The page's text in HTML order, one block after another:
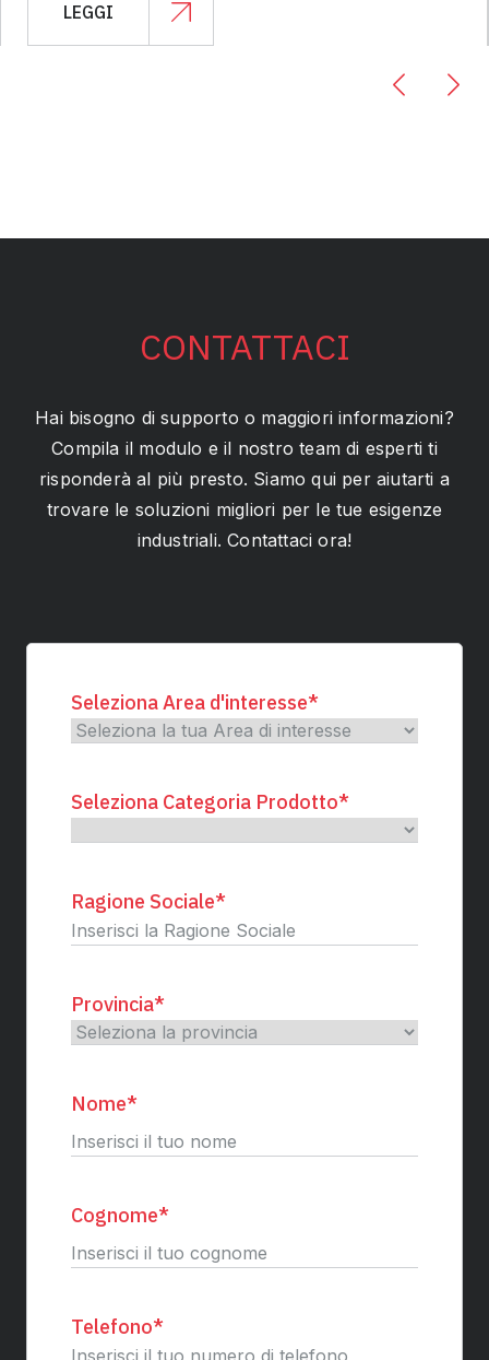
LEGGI
CONTATTACI
Hai bisogno di supporto o maggiori informazioni?
Compila il modulo e il nostro team di esperti ti
risponderà al più presto. Siamo qui per aiutarti a
trovare le soluzioni migliori per le tue esigenze
industriali. Contattaci ora!
Seleziona Area d'interesse*
Seleziona Categoria Prodotto*
Ragione Sociale*
Provincia*
Nome*
Cognome*
Telefono*